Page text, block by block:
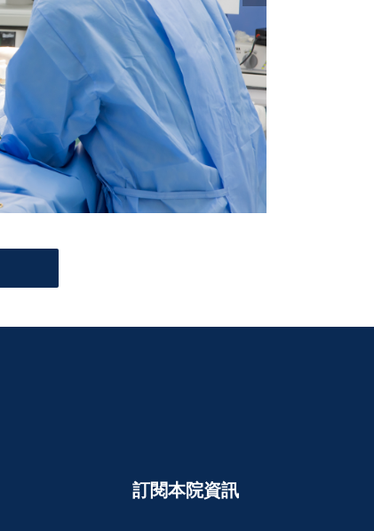
訂閱本院資訊